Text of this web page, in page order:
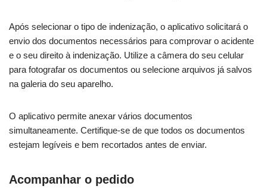
Após selecionar o tipo de indenização, o aplicativo solicitará o
envio dos documentos necessários para comprovar o acidente
e o seu direito à indenização. Utilize a câmera do seu celular
para fotografar os documentos ou selecione arquivos já salvos
na galeria do seu aparelho.
O aplicativo permite anexar vários documentos
simultaneamente. Certifique-se de que todos os documentos
estejam legíveis e bem recortados antes de enviar.
Acompanhar o pedido